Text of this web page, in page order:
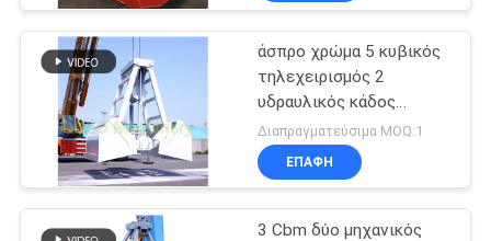
άσπρο χρώμα 5 κυβικός
τηλεχειρισμός 2
υδραυλικός κάδος
Clamshell φλούδας
Διαπραγματεύσιμα MOQ:1
ΕΠΑΦΉ
3 Cbm δύο μηχανικός